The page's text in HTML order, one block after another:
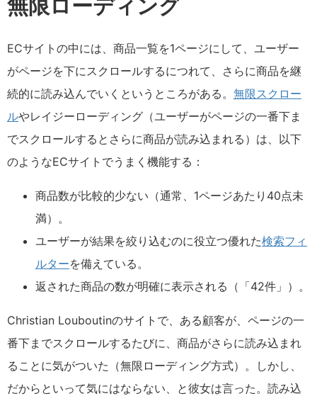
無限ローディング
ECサイトの中には、商品一覧を1ページにして、ユーザー
がページを下にスクロールするにつれて、さらに商品を継
続的に読み込んでいくというところがある。 無限スクロー
ルやレイジーローディング（ユーザーがページの一番下ま
でスクロールするとさらに商品が読み込まれる）は、以下
のようなECサイトでうまく機能する：
商品数が比較的少ない（通常、1ページあたり40点未
満）。
ユーザーが結果を絞り込むのに役立つ優れた検索フィ
ルターを備えている。
返された商品の数が明確に表示される（「42件」）。
Christian Louboutinのサイトで、ある顧客が、ページの一
番下までスクロールするたびに、商品がさらに読み込まれ
ることに気がついた（無限ローディング方式）。しかし、
だからといって気にはならない、と彼女は言った。読み込